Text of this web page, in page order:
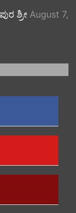
ಶ್ರೀ August 7,